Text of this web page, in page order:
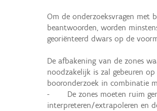
OSM-Basiskaart
GRB-Basiskaart
Om de onderzoeksvragen met
beantwoorden, worden
georiënteerd dwars op de
De afbakening van de zones
noodzakelijk is zal gebeuren
booronderzoek in combinatie
-	De zones moeten ruim genoeg zijn om de resultaten te kunnen
interpreteren/extrapoleren en